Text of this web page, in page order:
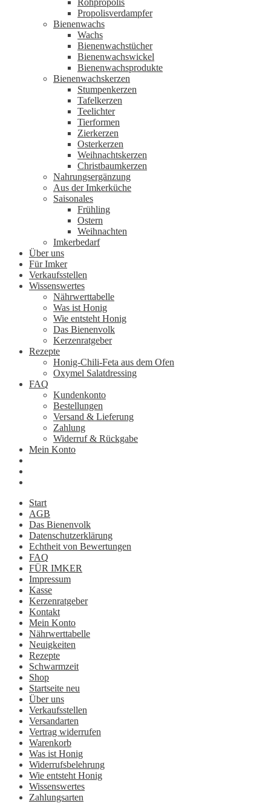
Rohpropolis
Propolisverdampfer
Bienenwachs
Wachs
Bienenwachstücher
Bienenwachswickel
Bienenwachsprodukte
Bienenwachskerzen
Stumpenkerzen
Tafelkerzen
Teelichter
Tierformen
Zierkerzen
Osterkerzen
Weihnachtskerzen
Christbaumkerzen
Nahrungsergänzung
Aus der Imkerküche
Saisonales
Frühling
Ostern
Weihnachten
Imkerbedarf
Über uns
Für Imker
Verkaufsstellen
Wissenswertes
Nährwerttabelle
Was ist Honig
Wie entsteht Honig
Das Bienenvolk
Kerzenratgeber
Rezepte
Honig-Chili-Feta aus dem Ofen
Oxymel Salatdressing
FAQ
Kundenkonto
Bestellungen
Versand & Lieferung
Zahlung
Widerruf & Rückgabe
Mein Konto
Start
AGB
Das Bienenvolk
Datenschutzerklärung
Echtheit von Bewertungen
FAQ
FÜR IMKER
Impressum
Kasse
Kerzenratgeber
Kontakt
Mein Konto
Nährwerttabelle
Neuigkeiten
Rezepte
Schwarmzeit
Shop
Startseite neu
Über uns
Verkaufsstellen
Versandarten
Vertrag widerrufen
Warenkorb
Was ist Honig
Widerrufsbelehrung
Wie entsteht Honig
Wissenswertes
Zahlungsarten